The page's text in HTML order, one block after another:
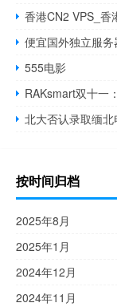
555电影
北大否认录取缅
按时间归档
2025年8月
2025年1月
2024年12月
2024年11月